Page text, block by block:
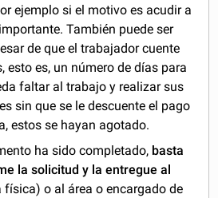
ejemplo si el motivo es acudir a
También puede ser
de que el trabajador cuente
esto es, un número de días para
faltar al trabajo y realizar sus
sin que se le descuente el pago
estos se hayan agotado.
ha sido completado, basta
la solicitud y la entregue al
física) o al área o encargado de